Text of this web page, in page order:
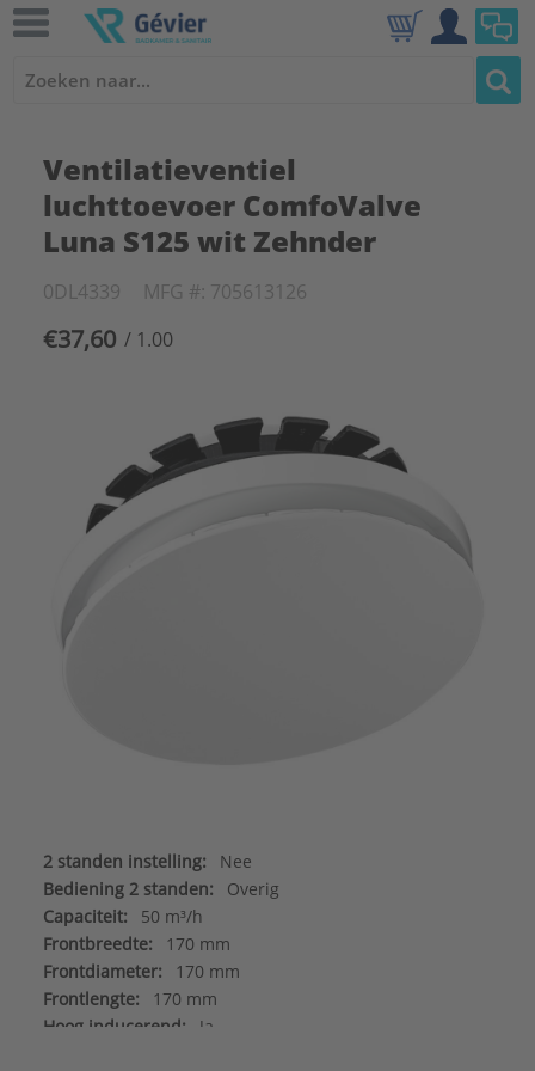
Ventilatieventiel
luchttoevoer ComfoValve
Luna S125 wit Zehnder
0DL4339 MFG #: 705613126
€37,60 / 1.00
2 standen instelling:
Nee
Bediening 2 standen:
Overig
Capaciteit:
50 m³/h
Frontbreedte:
170 mm
Frontdiameter:
170 mm
Frontlengte:
170 mm
Hoog inducerend:
Ja